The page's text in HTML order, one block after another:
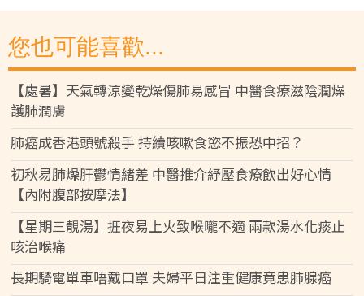
您也可能喜歡...
【處暑】天氣轉涼變乾燥傷肺易感冒 中醫食療滋陰潤燥
護肺潤膚
肺癌成香港頭號殺手 持續咳嗽食慾不振恐中招？
初秋易肺燥肝鬱情緒差 中醫推介紓壓食療飲出好心情
【內附腹部按摩法】
【星期三靚湯】捱夜易上火致喉嚨不適 兩款湯水化痰止
咳治喉痛
長期騎電單車唔戴口罩 夫婦平日注重健康竟患肺腺癌